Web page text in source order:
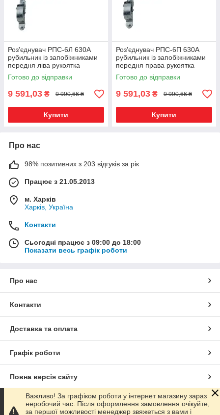
Роз'єднувач РПС-6Л 630А
рубильник із запобіжниками
передня ліва рукоятка
Готово до відправки
9 591,03 ₴ 9 990,66 ₴
Купити
Роз'єднувач РПС-6П 630А
рубильник із запобіжниками
передня права рукоятка
Готово до відправки
9 591,03 ₴ 9 990,66 ₴
Купити
Про нас
98% позитивних з 203 відгуків за рік
Працює з 21.05.2013
м. Харків
Харків, Україна
Контакти
Сьогодні працює з 09:00 до 18:00
Показати весь графік роботи
Про нас
Контакти
Доставка та оплата
Графік роботи
Повна версія сайту
Сайт створено на маркетплейсі Prom.ua
Важливо! За графіком роботи у інтернет магазину зараз
неробочий час. Після оформлення замовлення очікуйте,
за першої можливості менеджер звяжеться з вами і